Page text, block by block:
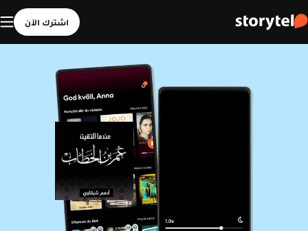
اشترك الآن